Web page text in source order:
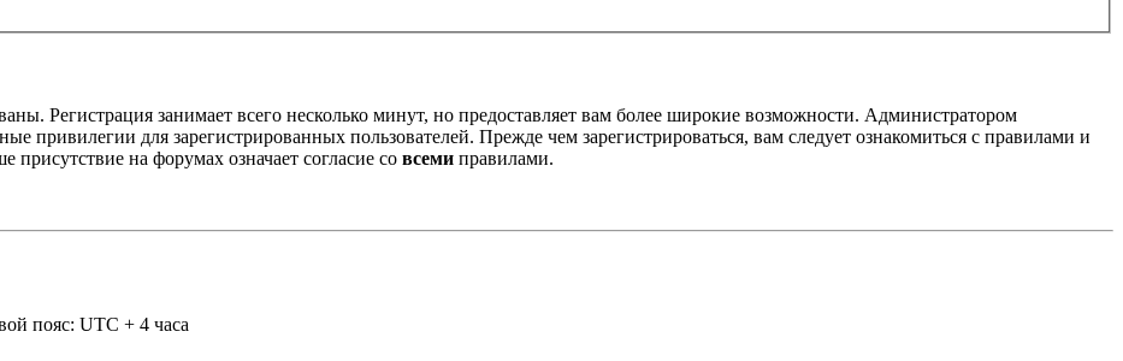
Регистрация занимает всего несколько минут, но предоставляет вам более широкие возможности. Администратором
привилегии для зарегистрированных пользователей. Прежде чем зарегистрироваться, вам следует ознакомиться с правилами и
на форумах означает согласие со всеми правилами.
пояс: UTC + 4 часа